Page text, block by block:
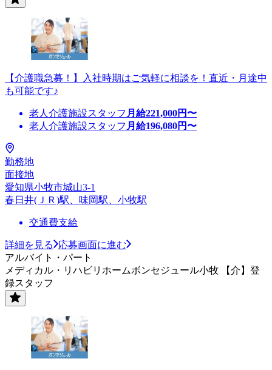
【介護職急募！】入社時期はご気軽に相談を！直近・月途中
も可能です♪
老人介護施設スタッフ 月給221,000円〜
老人介護施設スタッフ 月給196,080円〜
勤務地
面接地
愛知県小牧市城山3-1
春日井(ＪＲ)駅、味岡駅、小牧駅
交通費支給
詳細を見る
応募画面に進む
アルバイト・パート
メディカル・リハビリホームボンセジュール小牧 【介】登
録スタッフ